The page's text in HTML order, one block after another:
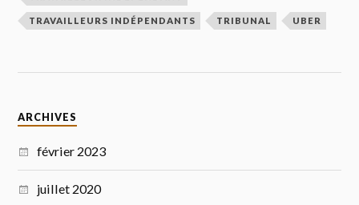
TRAVAILLEURS INDÉPENDANTS TRIBUNAL UBER
ARCHIVES
février 2023
juillet 2020